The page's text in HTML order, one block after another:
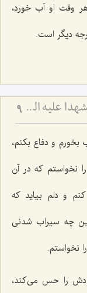
وقت او آب خورد،
دیگر است.
اهداف برگزاری مجالس عزای سیدالشهدا علیه السّلام 9
و دفاع بکنم،
نخواستم که در آن
و دلم بیاید که
چه سیراب شدنی
نخواستم.
را حس می‌کند،